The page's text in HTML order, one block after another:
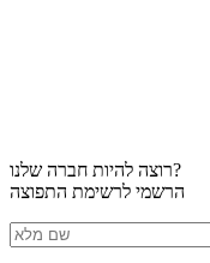
רוצה להיות חברה שלנו?
הרשמי לרשימת התפוצה